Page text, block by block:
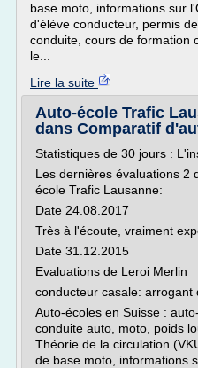
base moto, informations sur
d'élève conducteur, permis
conduite, cours de formation
le...
Lire la suite
Auto-école Trafic
dans Comparatif
Statistiques de 30 jours :
Les dernières évaluations 2
école Trafic Lausanne:
Date 24.08.2017
Très à l'écoute, vraiment
Date 31.12.2015
Evaluations de Leroi Merlin
conducteur casale: arrogant
Auto-écoles en Suisse :
conduite auto, moto, poids
Théorie de la circulation
de base moto, informations